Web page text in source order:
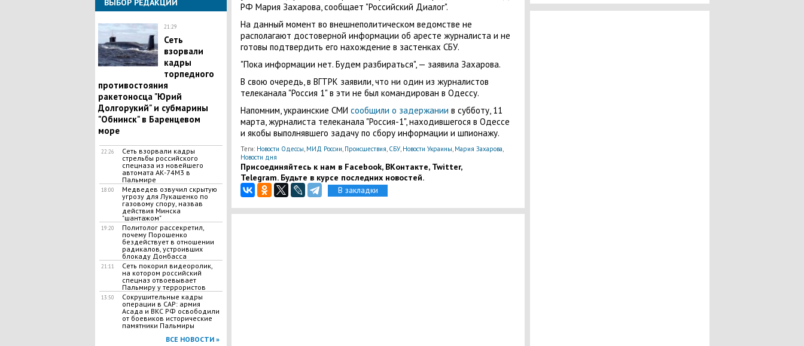
ВЫБОР РЕДАКЦИИ
21:29
Сеть
взорвали
кадры
торпедного
противостояния
ракетоносца "Юрий
Долгорукий" и субмарины
"Обнинск" в Баренцевом
море
22:26
Сеть взорвали кадры
стрельбы российского
спецназа из новейшего
автомата АК-74М3 в
Пальмире
18:00
Медведев озвучил скрытую
угрозу для Лукашенко по
газовому спору, назвав
действия Минска
"шантажом"
19:20
Политолог рассекретил,
почему Порошенко
бездействует в отношении
радикалов, устроивших
блокаду Донбасса
21:11
Сеть покорил видеоролик,
на котором российский
спецназ отвоевывает
Пальмиру у террористов
13:50
Сокрушительные кадры
операции в САР: армия
Асада и ВКС РФ освободили
от боевиков исторические
памятники Пальмиры
ВСЕ НОВОСТИ »
РФ Мария Захарова, сообщает "Российский Диалог".
На данный момент во внешнеполитическом ведомстве не
располагают достоверной информации об аресте журналиста и не
готовы подтвердить его нахождение в застенках СБУ.
"Пока информации нет. Будем разбираться", — заявила Захарова.
В свою очередь, в ВГТРК заявили, что ни один из журналистов
телеканала "Россия 1" в эти не был командирован в Одессу.
Напомним, украинские СМИ сообщили о задержании в субботу, 11
марта, журналиста телеканала "Россия-1", находившегося в Одессе
и якобы выполнявшего задачу по сбору информации и шпионажу.
Теги: Новости Одессы, МИД России, Происшествия, СБУ, Новости Украины, Мария Захарова,
Новости дня
Присоединяйтесь к нам в Facebook, ВКонтакте, Twitter,
Telegram. Будьте в курсе последних новостей.
В закладки